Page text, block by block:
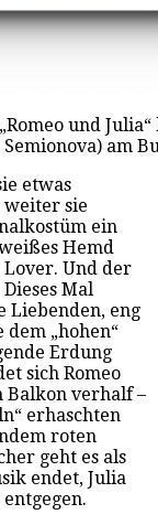
und
am
etwas
weiter sie
ein
Hemd
Und der
Mal
Liebenden, eng
„hohen“
Erdung
sich Romeo
Balkon verhalf –
erhaschten
roten
geht es als
endet, Julia